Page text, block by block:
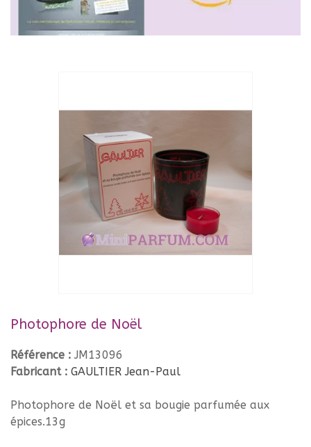
Photophore de Noël
Référence : JM13096
Fabricant : GAULTIER Jean-Paul
Photophore de Noël et sa bougie parfumée aux
épices.13g